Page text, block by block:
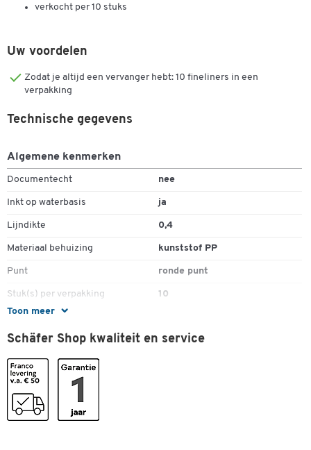
verkocht per 10 stuks
Uw voordelen
Zodat je altijd een vervanger hebt: 10 fineliners in een
verpakking
Toon meer
Technische gegevens
Algemene kenmerken
Documentecht nee
Inkt op waterbasis ja
Lijndikte 0,4
Materiaal behuizing kunststof PP
Punt ronde punt
Stuk(s) per verpakking 10
Uitwisbaar
Kleur
Afmetingen
Lijndikte (mm)
Schäfer Shop kwaliteit en service